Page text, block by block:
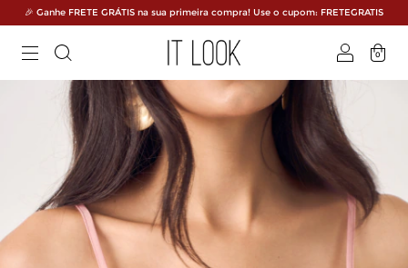
🎉 Ganhe FRETE GRÁTIS na sua primeira compra! Use o cupom: FRETEGRATIS
0